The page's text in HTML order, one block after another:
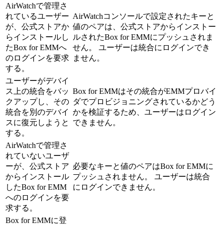
AirWatchで管理さ
れているユーザー
が、公式ストアか
らインストールし
たBox for EMMへ
のログインを要求
する。
AirWatchコンソールで設定されたキーと
値のペアは、公式ストアからインストー
ルされたBox for EMMにプッシュされま
せん。 ユーザーは統合にログインでき
ません。
ユーザーがデバイ
ス上の統合をバッ
クアップし、その
統合を別のデバイ
スに復元しようと
する。
Box for EMMはその統合がEMMプロバイ
ダでプロビジョニングされているかどう
かを検証するため、ユーザーはログイン
できません。
AirWatchで管理さ
れていないユーザ
ーが、公式ストア
からインストール
したBox for EMM
へのログインを要
求する。
必要なキーと値のペアはBox for EMMに
プッシュされません。 ユーザーは統合
にログインできません。
Box for EMMに登